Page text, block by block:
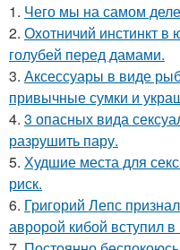
1. Чего мы на самом
2. Охотничий инстинкт в
голубей перед дамами.
3. Аксессуары в виде
привычные сумки и
4. 3 опасных вида
разрушить пару.
5. Худшие места для
риск.
6. Григорий Лепс
авророй кибой вступил